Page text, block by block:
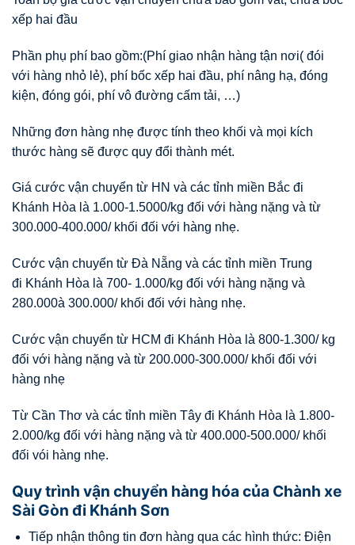
xếp hai đầu
Phần phụ phí bao gồm:(Phí giao nhận hàng tận nơi( đói
với hàng nhỏ lẻ), phí bốc xếp hai đầu, phí nâng hạ, đóng
kiện, đóng gói, phí vô đường cấm tải, …)
Những đơn hàng nhẹ được tính theo khối và mọi kích
thước hàng sẽ được quy đổi thành mét.
Giá cước vận chuyển từ HN và các tỉnh miền Bắc đi
Khánh Hòa là 1.000-1.5000/kg đối với hàng nặng và từ
300.000-400.000/ khối đối với hàng nhẹ.
Cước vận chuyển từ Đà Nẵng và các tỉnh miền Trung
đi Khánh Hòa là 700- 1.000/kg đối với hàng nặng và
280.000à 300.000/ khối đối với hàng nhẹ.
Cước vận chuyển từ HCM đi Khánh Hòa là 800-1.300/ kg
đối với hàng nặng và từ 200.000-300.000/ khối đối với
hàng nhẹ
Từ Cần Thơ và các tỉnh miền Tây đi Khánh Hòa là 1.800-
2.000/kg đối với hàng nặng và từ 400.000-500.000/ khối
đối vói hàng nhẹ.
Quy trình vận chuyển hàng hóa của Chành xe
Sài Gòn đi Khánh Sơn
Tiếp nhận thông tin đơn hàng qua các hình thức: Điện